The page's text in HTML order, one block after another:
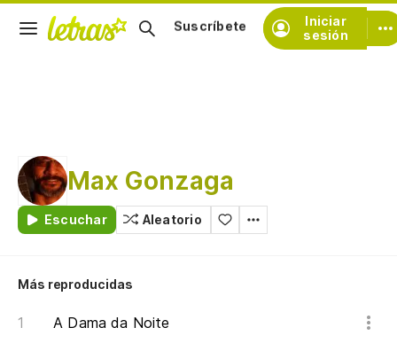
Iniciar
sesión
Suscríbete
Max Gonzaga
Escuchar Aleatorio
Más reproducidas
A Dama da Noite